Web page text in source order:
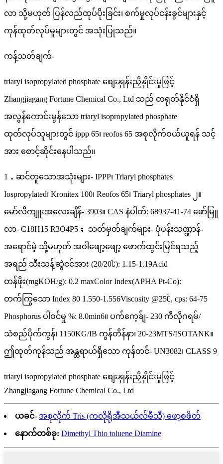
လာ သို့မဟုတ် ပြန်လည်ထုပ်ပိုးခြင်း၊ စက်မှုလုပ်ငန်းခွင်များနှင့်
ကုန်ထုတ်လုပ်မှုများတွင် အသုံးပြုသည်။
ကန့်သတ်ချက်-
triaryl isopropylated phosphate စျေးနှုန်းညှိနှိုင်းမှုဖြင့်
Zhangjiagang Fortune Chemical Co., Ltd သည် တရုတ်နိုင်ငံရှိ
အလွန်ကောင်းမွန်သော triaryl isopropylated phosphate
ထုတ်လုပ်သူများတွင် ippp 65၊ reofos 65 အစုလိုက်ဝယ်ယူရန် သင့်
အား စောင့်ဆိုင်းနေပါသည်။
1．ဆင်တူသောအသုံးများ- IPPP၊ Triaryl phosphates
Iospropylated၊ Kronitex 100၊ Reofos 65၊ Triaryl phosphates ၂။
မော်လီကျူးအလေးချိန်- 3903။ CAS နံပါတ်: 68937-41-74 ဖော်မြူ
လာ- C18H15 R3O4P5； သတ်မှတ်ချက်များ- ပုံပန်းသဏ္ဍာန်-
အရောင်မဲ့ သို့မဟုတ် အဝါဖျော့ဖျော့ ဖောက်ထွင်းမြင်ရသည့်
အရည် သီးသန့်ဆွဲငင်အား (20/20℃): 1.15-1.19Acid
တန်ဖိုး(mgKOH/g): 0.2 maxColor Index(APHA Pt-Co):
တက်ကြွသော Index 80 1.550-1.556Viscosity @25℃, cps: 64-75
Phosphorus ပါဝင်မှု %: 8.0min6။ ပက်ကေ့ခ်ျ- 230 ကီလိုဂရမ်/
သံစည်ပိုက်ကွန်၊ 1150KG/IB ကွန်တိန်နာ၊ 20-23MTS/ISOTANK။
ဤထုတ်ကုန်သည် အန္တရာယ်ရှိသော ကုန်တင်- UN3082၊ CLASS 9
triaryl isopropylated phosphate စျေးနှုန်းညှိနှိုင်းမှုဖြင့်
Zhangjiagang Fortune Chemical Co., Ltd
ယခင်- အစုလိုက် Tris (ကလိုရိုအီသယ်လ်မီသီ) ဖော့စဖိတ်
နောက်တစ်ခု: Dimethyl Thio toluene Diamine